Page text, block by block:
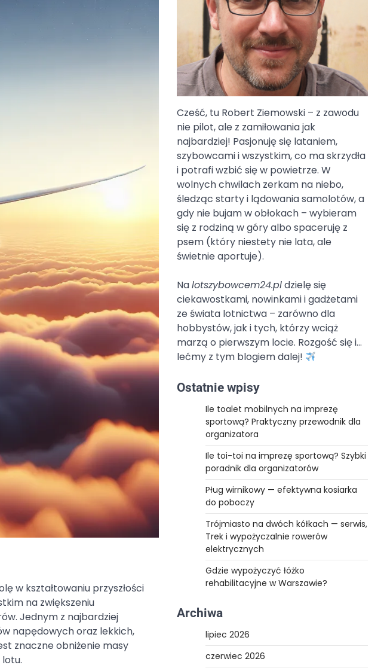
w kształtowaniu przyszłości
na zwiększeniu
Jednym z najbardziej
napędowych oraz lekkich,
znaczne obniżenie masy
Cześć, tu Robert Ziemowski – z zawodu
nie pilot, ale z zamiłowania jak
najbardziej! Pasjonuję się lataniem,
szybowcami i wszystkim, co ma skrzydła
i potrafi wzbić się w powietrze. W
wolnych chwilach zerkam na niebo,
śledząc starty i lądowania samolotów, a
gdy nie bujam w obłokach – wybieram
się z rodziną w góry albo spaceruję z
psem (który niestety nie lata, ale
świetnie aportuje).
Nalotszybowcem24.pldzielę się
ciekawostkami, nowinkami i gadżetami
ze świata lotnictwa – zarówno dla
hobbystów, jak i tych, którzy wciąż
marzą o pierwszym locie. Rozgość się i…
lećmy z tym blogiem dalej!
Ostatnie wpisy
Ile toalet mobilnych na imprezę
sportową? Praktyczny przewodnik dla
organizatora
Ile toi-toi na imprezę sportową? Szybki
poradnik dla organizatorów
Pług wirnikowy — efektywna kosiarka
do poboczy
Trójmiasto na dwóch kółkach — serwis,
Trek i wypożyczalnie rowerów
elektrycznych
Gdzie wypożyczyć łóżko
rehabilitacyjne w Warszawie?
Archiwa
lipiec 2026
czerwiec 2026